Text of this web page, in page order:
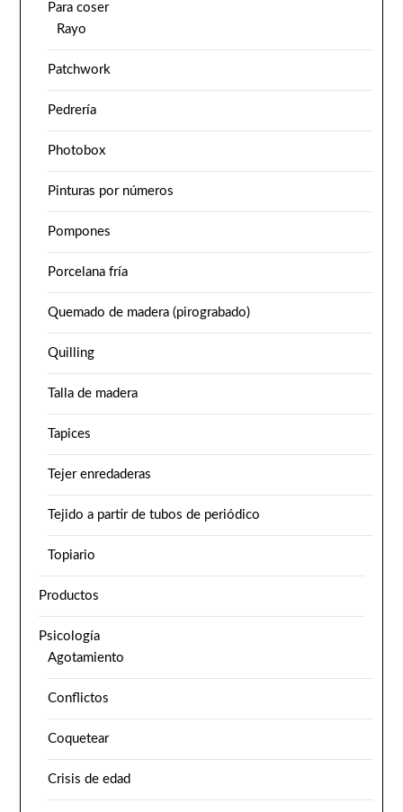
Para coser
Rayo
Patchwork
Pedrería
Photobox
Pinturas por números
Pompones
Porcelana fría
Quemado de madera (pirograbado)
Quilling
Talla de madera
Tapices
Tejer enredaderas
Tejido a partir de tubos de periódico
Topiario
Productos
Psicología
Agotamiento
Conflictos
Coquetear
Crisis de edad